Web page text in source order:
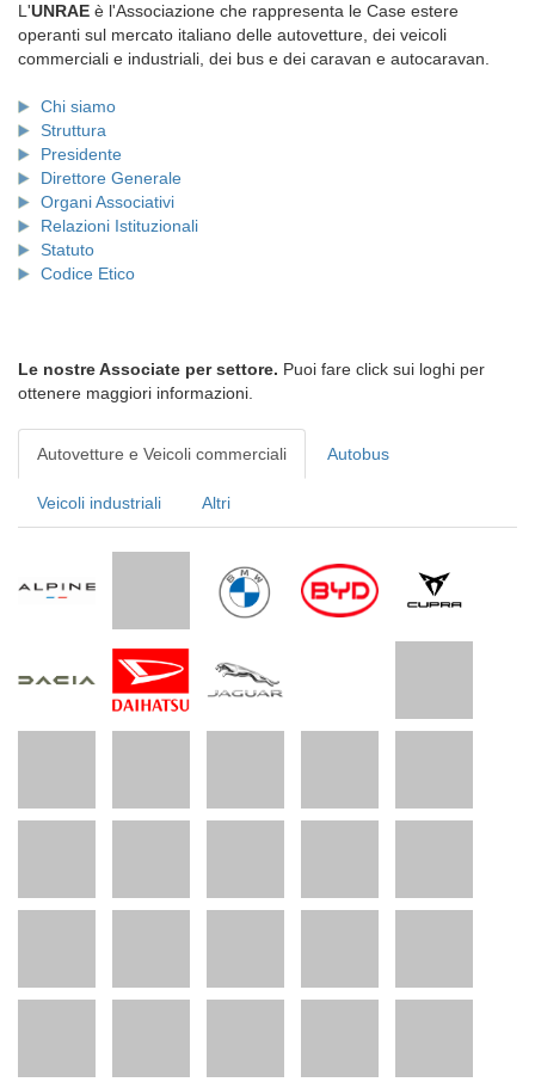
L'UNRAE è l'Associazione che rappresenta le Case estere
operanti sul mercato italiano delle autovetture, dei veicoli
commerciali e industriali, dei bus e dei caravan e autocaravan.
Chi siamo
Struttura
Presidente
Direttore Generale
Organi Associativi
Relazioni Istituzionali
Statuto
Codice Etico
Le nostre Associate per settore. Puoi fare click sui loghi per
ottenere maggiori informazioni.
Autovetture e Veicoli commerciali Autobus
Veicoli industriali Altri